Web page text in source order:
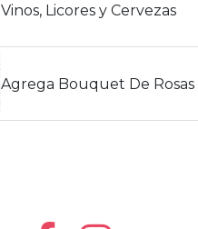
Vinos, Licores y Cervezas
Agrega Bouquet De Rosas